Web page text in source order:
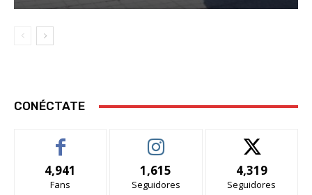
CONÉCTATE
4,941
Fans
1,615
Seguidores
4,319
Seguidores